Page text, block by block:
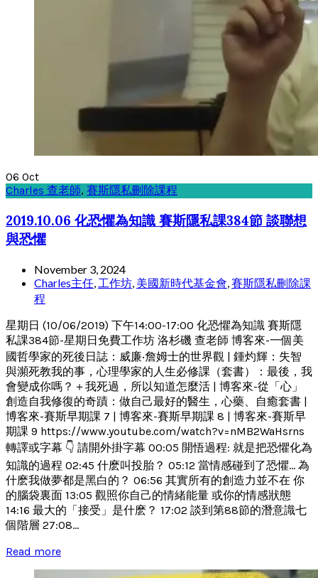
06 Oct
Charles 查老師, 賽斯隱私刪除課程
2019.10.06 化恐懼為知識 賽斯隱私課384節 談聯想
與恐懼
November 3, 2024
Charles主任 工作坊 美國新時代基金會 賽斯隱私刪除課
程
星期日 (10/06/2019) 下午14:00-17:00 化恐懼為知識 賽斯隱
私課384節-星期日免費工作坊 洛杉磯 查老師 博客來-一個美
國哲學家的死後日誌：威廉‧詹姆士的世界觀 | 鍾灼輝：失智
與瀕死教我的事，心理學家的人生必修課（套書）：最後，我
會變成你嗎？＋我死過，所以知道怎麼活 | 博客來-從「心」
創造自我修復的奇蹟：做自己最好的醫生，心藥、自癒套書 |
博客來-賽斯早期課 7 | 博客來-賽斯早期課 8 | 博客來-賽斯早
期課 9 https://www.youtube.com/watch?v=nMB2WaHsrns
轉譯或字幕 👇 請開外掛字幕 00:05 開悟過程: 就是把恐懼化為
知識的過程 02:45 什麽叫投胎？ 05:12 當情感碰到了恐懼... 為
什麽我做夢都是黑白的？ 06:56 其實所有的創造力並不在 你
的腦袋裏面 13:05 觀照你自己的情緒能量 或你的情感狀態
14:16 最大的「接受」是什麽？ 17:02 談到第88節的潛意識七
個階層 27:08...
Read more